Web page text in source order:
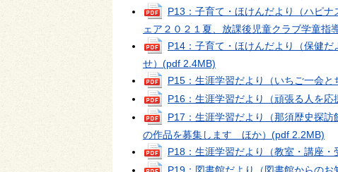
P13：子育て・ほけんだより（ハピ
ェア２０２１夏、放課後児童クラブ学童指
P14：子育て・ほけんだより（保健
せ） (pdf 2.4MB)
P15：生涯学習だより（いちご一会と
P16：生涯学習だより（頑張る人を応
P17：生涯学習だより（那須歴史探
の作品を募集します ほか） (pdf 2.2MB)
P18：生涯学習だより（教室・講座・
P19：図書館だより（図書館からのお